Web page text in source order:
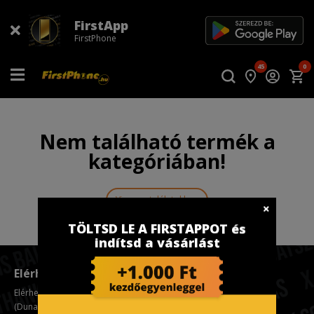
FirstApp
FirstPhone
45 0
Nem található termék a
kategóriában!
Vissza a találatokhoz
Elérhetőségünk
Elérhetőségünk Váci út 178. 1138 Budapest
(Duna Plaza 2. emelet)
TÖLTSD LE A FIRSTAPPOT és
indítsd a vásárlást